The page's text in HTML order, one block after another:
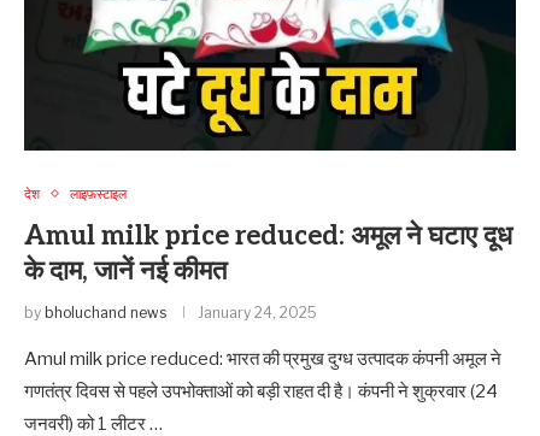
देश लाइफ़स्टाइल
Amul milk price reduced: अमूल ने घटाए दूध
के दाम, जानें नई कीमत
by bholuchand news January 24, 2025
Amul milk price reduced: भारत की प्रमुख दुग्ध उत्पादक कंपनी अमूल ने
गणतंत्र दिवस से पहले उपभोक्ताओं को बड़ी राहत दी है। कंपनी ने शुक्रवार (24
जनवरी) को 1 लीटर …